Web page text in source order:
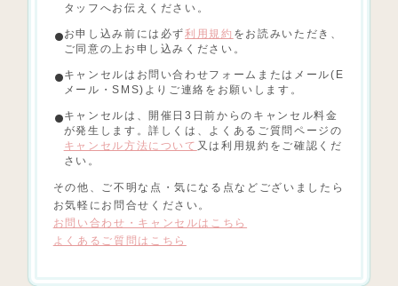
タッフへお伝えください。
お申し込み前には必ず利用規約 をお読みいただき、
ご同意の上お申し込みください。
キャンセルはお問い合わせフォームまたはメール(E
メール・SMS)よりご連絡をお願いします。
キャンセルは、開催日3日前からのキャンセル料金
が発生します。詳しくは、よくあるご質問ページの
キャンセル方法について 又は利用規約をご確認くだ
さい。
その他、ご不明な点・気になる点などございましたら
お気軽にお問合せください。
お問い合わせ・キャンセルはこちら
よくあるご質問はこちら